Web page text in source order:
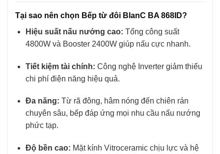
Tại sao nên chọn Bếp từ đôi BlanC BA 868ID?
Hiệu suất nấu nướng cao: Tổng công suất
4800W và Booster 2400W giúp nấu cực nhanh.
Tiết kiệm tài chính: Công nghệ Inverter giảm thiểu
chi phí điện năng hiệu quả.
Đa năng: Từ rã đông, hâm nóng đến chiên rán
chuyên sâu, bếp đáp ứng mọi nhu cầu nấu nướng
phức tạp.
Độ bền cao: Mặt kính Vitroceramic chịu lực và hệ